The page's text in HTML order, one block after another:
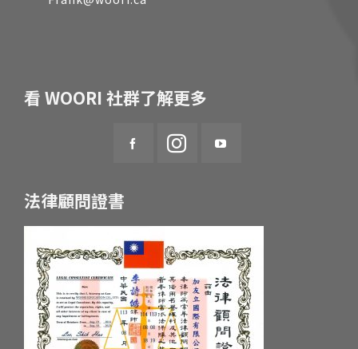
看 WOORI 社群了解更多
法律顧問證書